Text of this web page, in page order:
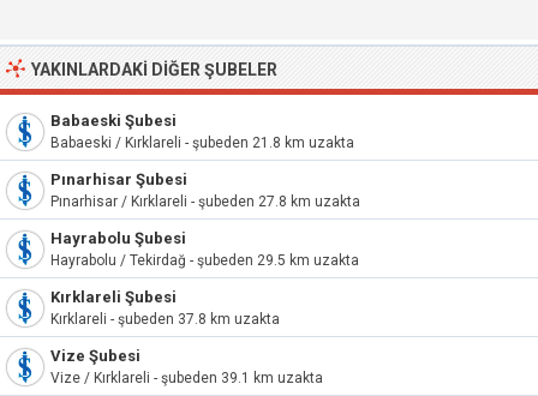
YAKINLARDAKI DIĞER ŞUBELER
Babaeski Şubesi
Babaeski / Kırklareli - şubeden 21.8 km uzakta
Pınarhisar Şubesi
Pınarhisar / Kırklareli - şubeden 27.8 km uzakta
Hayrabolu Şubesi
Hayrabolu / Tekirdağ - şubeden 29.5 km uzakta
Kırklareli Şubesi
Kırklareli - şubeden 37.8 km uzakta
Vize Şubesi
Vize / Kırklareli - şubeden 39.1 km uzakta